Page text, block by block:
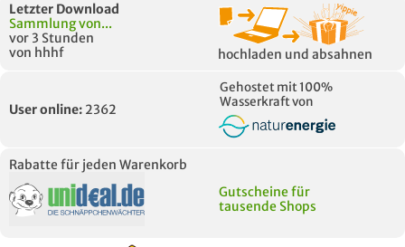
Letzter Download
Sammlung von...
vor 3 Stunden
von hhhf
hochladen und absahnen
User online: 2362
Gehostet mit 100%
Wasserkraft von
Rabatte für jeden Warenkorb
Gutscheine für
tausende Shops